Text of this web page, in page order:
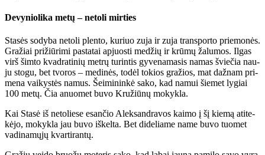
De­vy­nio­li­ka me­tų – ne­to­li mir­ties
Sta­sės so­dy­ba ne­to­li plen­to, ku­riuo zu­ja ir zu­ja trans­por­to prie­mo­nės.
Gra­žiai pri­žiū­ri­mi pa­sta­tai ap­juos­ti me­džių ir krū­mų ža­lu­mos. Il­gas
virš šim­to kvad­ra­ti­nių met­rų tu­rin­tis gy­ve­na­ma­sis na­mas švie­čia nau­
ju sto­gu, bet tvo­ros – me­di­nės, to­dėl to­kios gra­žios, mat daž­nam pri­
me­na vai­kys­tės na­mus. Šei­mi­nin­kė sa­ko, kad na­mui šie­met ly­giai
100 me­tų. Čia anuo­met bu­vo Kru­žiū­nų mo­kyk­la.
Kai Sta­sė iš ne­to­lie­se esan­čio Alek­san­dra­vos kai­mo į šį kie­mą ati­te­
kė­jo, mo­kyk­la jau bu­vo iš­kel­ta. Bet di­de­lia­me na­me bu­vo tuo­met
va­di­na­mų­jų kvar­ti­ran­tų.